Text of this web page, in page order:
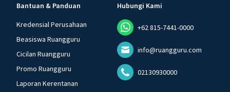
Bantuan & Panduan
Kredensial Perusahaan
Beasiswa Ruangguru
Cicilan Ruangguru
Promo Ruangguru
Laporan Kerentanan
Hubungi Kami
+62 815-7441-0000
info@ruangguru.com
02130930000